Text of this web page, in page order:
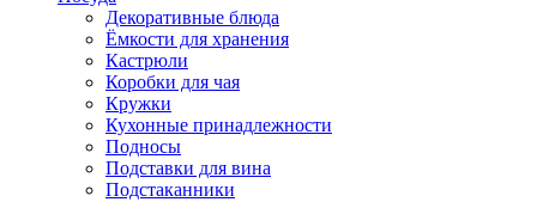
Декоративные блюда
Ёмкости для хранения
Кастрюли
Коробки для чая
Кружки
Кухонные принадлежности
Подносы
Подставки для вина
Подстаканники